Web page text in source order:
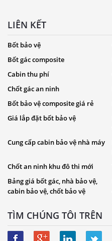
LIÊN KẾT
Bốt bảo vệ
Bốt gác composite
Cabin thu phí
Chốt gác an ninh
Bốt bảo vệ composite giá rẻ
Giá lắp đặt bốt bảo vệ
Cung cấp cabin bảo vệ nhà máy
Chốt an ninh khu đô thi mới
Bảng giá bốt gác, nhà bảo vệ,
cabin bảo vệ, chốt bảo vệ
TÌM CHÚNG TÔI TRÊN